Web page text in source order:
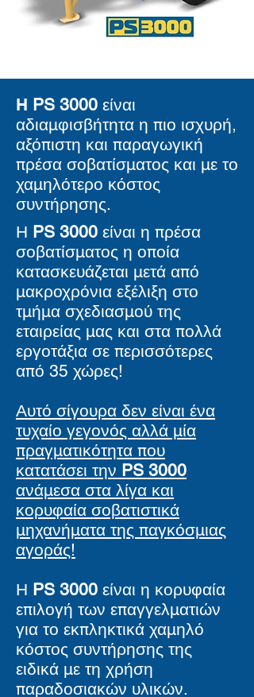
H PS 3000 είναι
αδιαμφισβήτητα η πιο ισχυρή,
αξόπιστη και παραγωγική
πρέσα σοβατίσματος και με το
χαμηλότερο κόστος
συντήρησης.
Η PS 3000 είναι η πρέσα
σοβατίσματος η οποία
κατασκευάζεται μετά από
μακροχρόνια εξέλιξη στο
τμήμα σχεδιασμού της
εταιρείας μας και στα πολλά
εργοτάξια σε περισσότερες
από 35 χώρες!
Αυτό σίγουρα δεν είναι ένα
τυχαίο γεγονός αλλά μία
πραγματικότητα που
κατατάσει την PS 3000
ανάμεσα στα λίγα και
κορυφαία σοβατιστικά
μηχανήματα της παγκόσμιας
αγοράς!
Η PS 3000 είναι η κορυφαία
επιλογή των επαγγελματιών
για το εκπληκτικά χαμηλό
κόστος συντήρησης της
ειδικά με τη χρήση
παραδοσιακών υλικών.